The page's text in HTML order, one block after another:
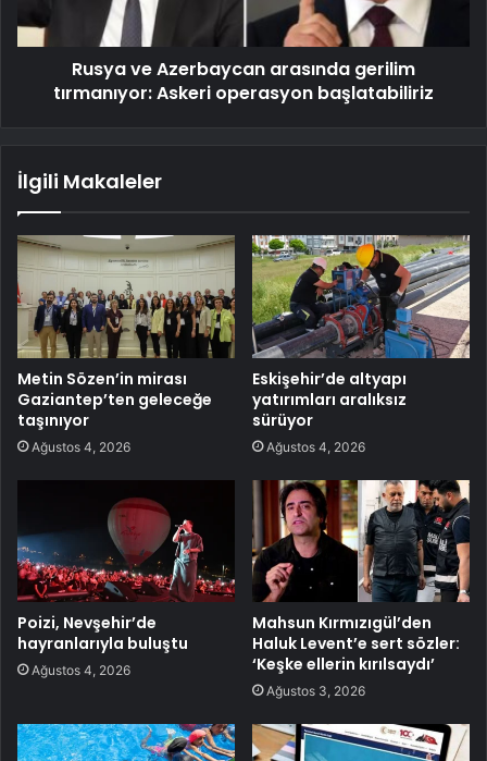
Rusya ve Azerbaycan arasında gerilim
tırmanıyor: Askeri operasyon başlatabiliriz
İlgili Makaleler
Metin Sözen’in mirası
Gaziantep’ten geleceğe
taşınıyor
Ağustos 4, 2026
Eskişehir’de altyapı
yatırımları aralıksız
sürüyor
Ağustos 4, 2026
Poizi, Nevşehir’de
hayranlarıyla buluştu
Ağustos 4, 2026
Mahsun Kırmızıgül’den
Haluk Levent’e sert sözler:
‘Keşke ellerin kırılsaydı’
Ağustos 3, 2026